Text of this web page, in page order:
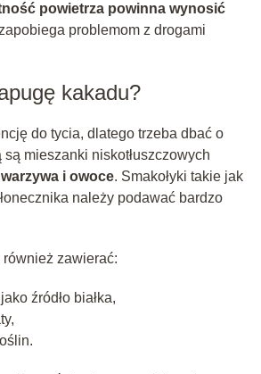
powietrza powinna wynosić
problemom z drogami
kakadu?
do tycia, dlatego trzeba dbać o
mieszanki niskotłuszczowych
i owoce. Smakołyki takie jak
należy podawać bardzo
zawierać:
źródło białka,